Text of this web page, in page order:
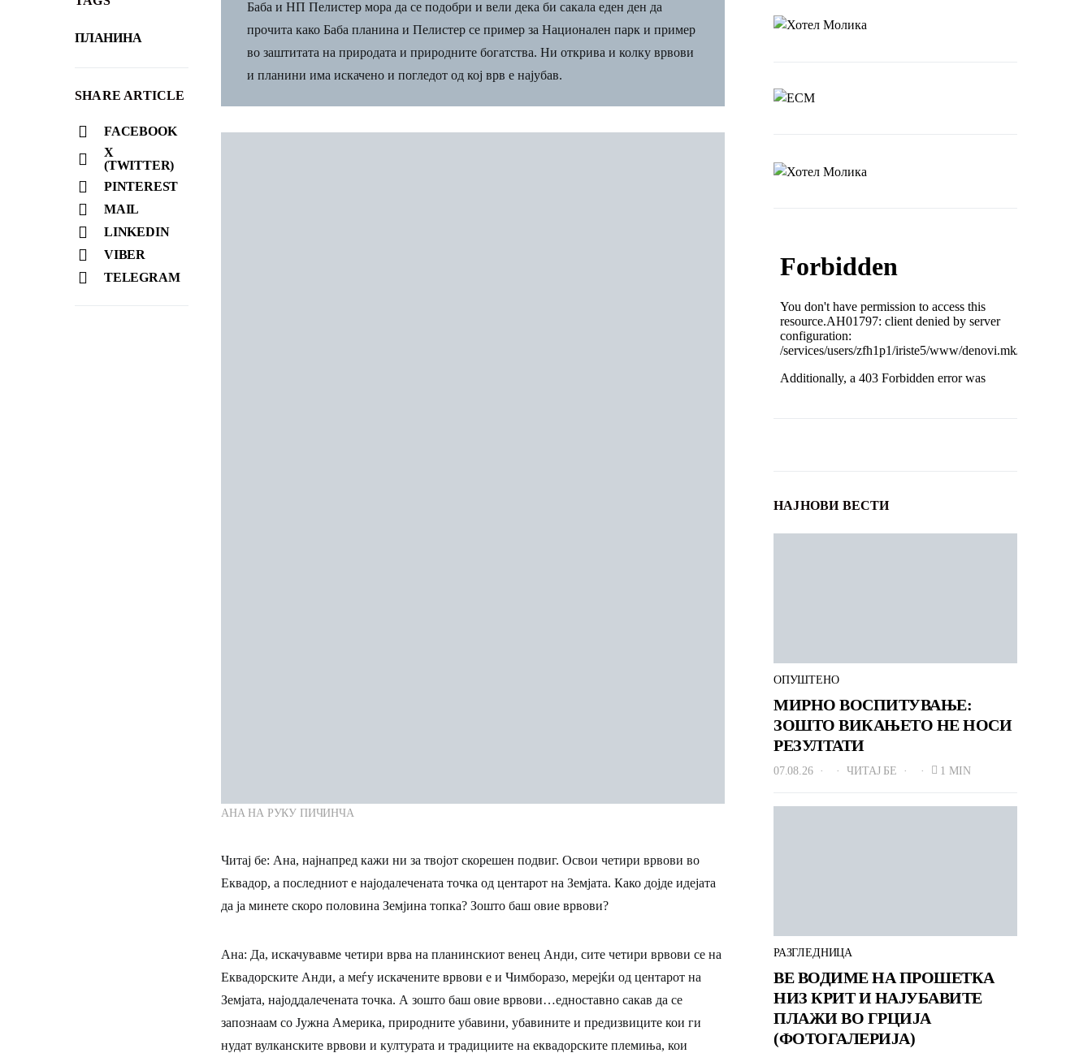
ПЛАНИНА
SHARE ARTICLE
FACEBOOK
X
(TWITTER)
PINTEREST
MAIL
LINKEDIN
VIBER
TELEGRAM
Баба и НП Пелистер мора да се подобри и вели дека би сакала еден ден да
прочита како Баба планина и Пелистер се пример за Национален парк и пример
во заштитата на природата и природните богатства. Ни открива и колку врвови
и планини има искачено и погледот од кој врв е најубав.
АНА НА РУКУ ПИЧИНЧА
Читај бе: Ана, најнапред кажи ни за твојот скорешен подвиг. Освои четири врвови во
Еквадор, а последниот е најодалечената точка од центарот на Земјата. Како дојде идејата
да ја минете скоро половина Земјина топка? Зошто баш овие врвови?
Ана: Да, искачувавме четири врва на планинскиот венец Анди, сите четири врвови се на
Еквадорските Анди, а меѓу искачените врвови е и Чимборазо, мерејќи од центарот на
Земјата, најоддалечената точка. А зошто баш овие врвови…едноставно сакав да се
запознаам со Јужна Америка, природните убавини, убавините и предизвиците кои ги
нудат вулканските врвови и културата и традициите на еквадорските племиња, кои
НАЈНОВИ ВЕСТИ
ОПУШТЕНО
МИРНО ВОСПИТУВАЊЕ:
ЗОШТО ВИКАЊЕТО НЕ НОСИ
РЕЗУЛТАТИ
07.08.26 ЧИТАЈ БЕ 1 MIN
РАЗГЛЕДНИЦА
ВЕ ВОДИМЕ НА ПРОШЕТКА
НИЗ КРИТ И НАЈУБАВИТЕ
ПЛАЖИ ВО ГРЦИЈА
(ФОТОГАЛЕРИЈА)